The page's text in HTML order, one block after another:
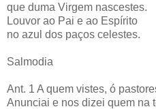
que duma Virgem nascestes.
Louvor ao Pai e ao Espírito
no azul dos paços celestes.
Salmodia
Ant. 1 A quem vistes, ó
Anunciai e nos dizei quem na